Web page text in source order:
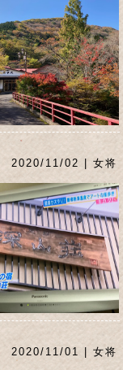
2020/11/02 | 女将
2020/11/01 | 女将